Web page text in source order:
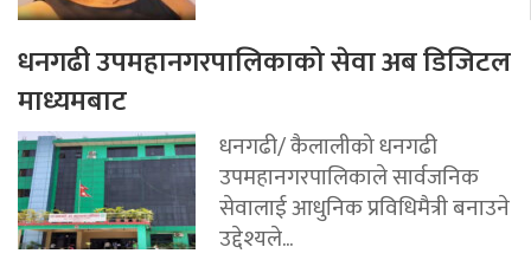
धनगढी उपमहानगरपालिकाको सेवा अब डिजिटल
माध्यमबाट
धनगढी/ कैलालीको धनगढी
उपमहानगरपालिकाले सार्वजनिक
सेवालाई आधुनिक प्रविधिमैत्री बनाउने
उद्देश्यले...